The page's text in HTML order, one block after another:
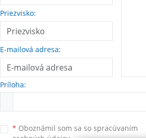
Priezvisko:
E-mailová adresa:
Príloha:
* Oboznámil som sa so spracúvaním